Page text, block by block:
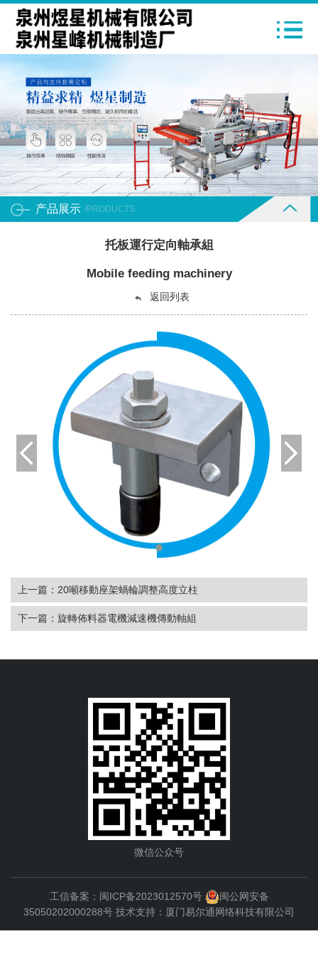
产品展示 /PRODUCTS
托板運行定向軸承組
Mobile feeding machinery
返回列表
上一篇： 20噸移動座架蝸輪調整高度立柱
下一篇： 旋轉佈料器電機減速機傳動軸組
微信公众号
工信备案： 闽ICP备2023012570号
闽公网安备
35050202000288号 技术支持： 厦门易尔通网络科技有限公司